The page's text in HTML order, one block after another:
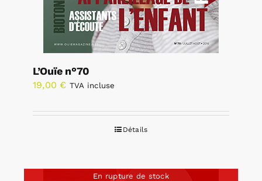
L’Ouïe n°70
19,00 € TVA incluse
Détails
En rupture de stock